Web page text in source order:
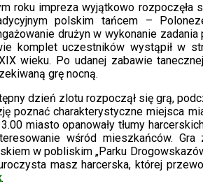
roku impreza wyjątkowo rozpoczęła
polskim tańcem –
drużyn w wykonanie
komplet uczestników wystąpił w
wieku. Po udanej zabawie
grę nocną.
dzień zlotu rozpoczął się grą,
poznać charakterystyczne miejsca
miasto opanowały tłumy
wśród mieszkańców. Gra
w pobliskim „Parku
masz harcerska, której
.